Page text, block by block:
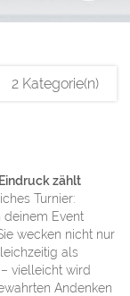
2 Kategorie(n)
zählt
Turnier:
deinem Event
wecken nicht nur
als
vielleicht wird
Andenken